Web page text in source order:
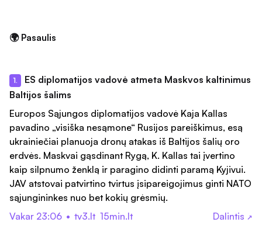
🌍 Pasaulis
1.
ES diplomatijos vadovė atmeta Maskvos kaltinimus
Baltijos šalims
Europos Sąjungos diplomatijos vadovė Kaja Kallas
pavadino „visiška nesąmone“ Rusijos pareiškimus, esą
ukrainiečiai planuoja dronų atakas iš Baltijos šalių oro
erdvės. Maskvai gąsdinant Rygą, K. Kallas tai įvertino
kaip silpnumo ženklą ir paragino didinti paramą Kyjivui.
JAV atstovai patvirtino tvirtus įsipareigojimus ginti NATO
sąjungininkes nuo bet kokių grėsmių.
Vakar 23:06 • tv3.lt 15min.lt Dalintis ↗